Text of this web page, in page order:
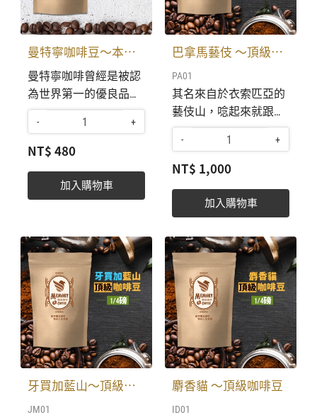
鮮，香醇可口的咖啡。
並將與航向世界貴賓一
同分享。 特別專案調配
設計，上班族的最愛，
濃濃咖啡味，加鮮奶及
冰塊，可口美感，精神
好。 特選曼特寧咖啡
豆，經過老師傅特別安
排:重深烘焙，焦糖般特
殊香味，口感特別香醇
冰塊，可口又美感。 黃
金比例 : 咖啡1份，鮮奶
0.5份，冰塊2份。(或依
照個人喜歡，自由調配
比例。) 烘焙後30天內
享用，享有最新鮮，最
美好，香醇品味。 烘焙
後7天內，咖啡豆尚在
呼吸變化， 保存期限約
為1年，密封冷藏，尚
有原始的咖啡風味。
曼特寧咖啡豆〜本季特賣
曼特寧咖啡曾經是被認
為世界第一的優良品，
經過烘焙之後豆粒甚
大，生豆呈褐色或深綠
色，焦糖般特殊香味，
沒有柔和的酸味。 ​​​統一
售價； 半磅226克 售價
用，即刻安排最佳烘
焙，約3〜5天新鮮成品
寄出送達。 航向世界網
購平台，敦請上島咖啡
陳建成老師傅合作，烘
焙出最新鮮，香醇可口
的咖啡。並將與航向世
界貴賓一同分享。 全部
精選單品莊園咖啡豆，
生豆保有最佳環境溫度
- +
NT$ 480
加入購物車
巴拿馬藝伎 〜頂級咖啡豆
PA01
其名來自於衣索匹亞的
藝伎山，唸起來就跟著
名的日本藝妓一樣，因
而得名。有非洲豆特有
的柑橘、花香味。蟬聯
賽冠軍。 ​​​統一售價；
1/4磅113克 台幣 1000
元。 收到訂單及費用，
即刻安排最佳烘焙，約
3〜5天新鮮成品寄出送
達。 航向世界網購平
台，敦請上島咖啡陳建
成老師傅合作，烘焙出
最新鮮，香醇可口的咖
啡。並將與航向世界貴
賓一同分享。 全部精選
單品莊園咖啡豆，生豆
- +
NT$ 1,000
加入購物車
牙買加藍山〜頂級咖啡豆
JM01
麝香貓 〜頂級咖啡豆
ID01